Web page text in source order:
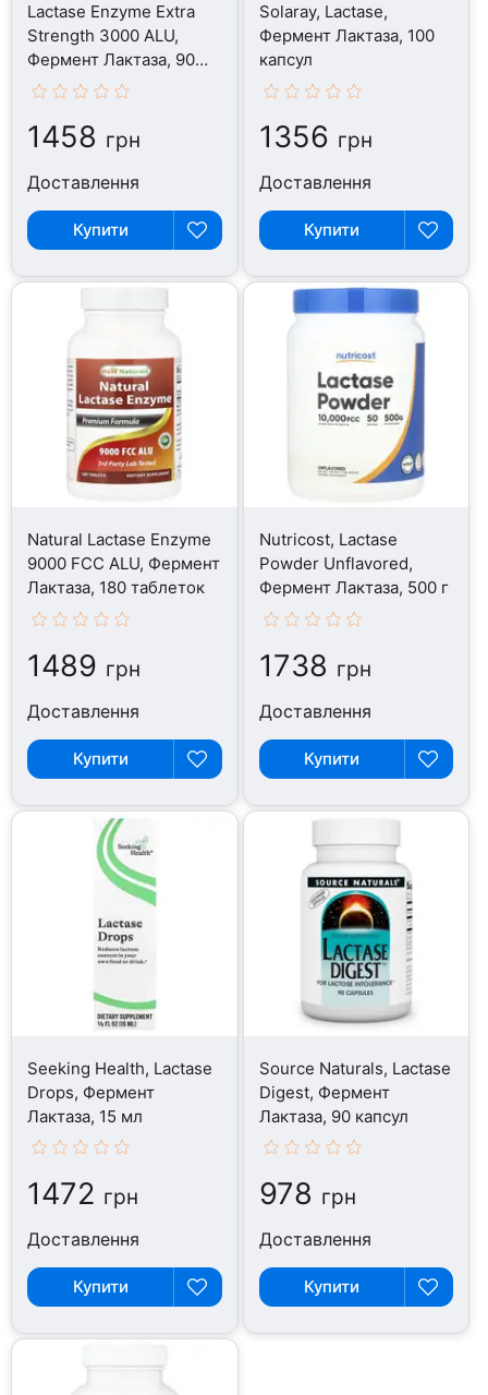
Lactase Enzyme Extra
Strength 3000 ALU,
Фермент Лактаза, 90
капсул
1458 грн
Доставлення
Купити
Solaray, Lactase,
Фермент Лактаза, 100
капсул
1356 грн
Доставлення
Купити
Natural Lactase Enzyme
9000 FCC ALU, Фермент
Лактаза, 180 таблеток
1489 грн
Доставлення
Купити
Nutricost, Lactase
Powder Unflavored,
Фермент Лактаза, 500 г
1738 грн
Доставлення
Купити
Seeking Health, Lactase
Drops, Фермент
Лактаза, 15 мл
1472 грн
Доставлення
Купити
Source Naturals, Lactase
Digest, Фермент
Лактаза, 90 капсул
978 грн
Доставлення
Купити